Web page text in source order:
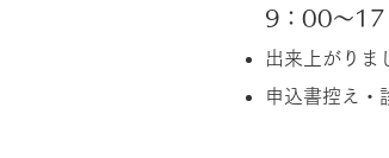
​9：00～17
出来上がりま
申込書控え・